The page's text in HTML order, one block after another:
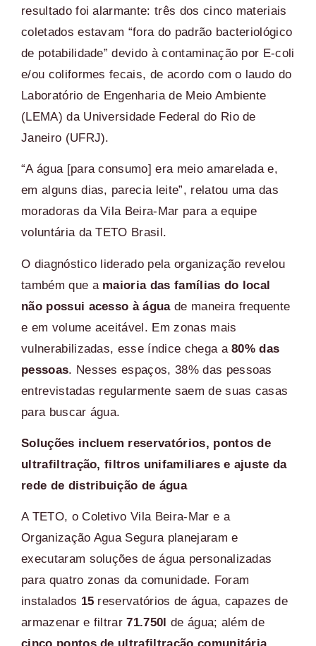
resultado foi alarmante: três dos cinco materiais
coletados estavam “fora do padrão bacteriológico
de potabilidade” devido à contaminação por E-coli
e/ou coliformes fecais, de acordo com o laudo do
Laboratório de Engenharia de Meio Ambiente
(LEMA) da Universidade Federal do Rio de
Janeiro (UFRJ).
“A água [para consumo] era meio amarelada e,
em alguns dias, parecia leite”, relatou uma das
moradoras da Vila Beira-Mar para a equipe
voluntária da TETO Brasil.
O diagnóstico liderado pela organização revelou
também que a maioria das famílias do local
não possui acesso à águade maneira frequente
e em volume aceitável. Em zonas mais
vulnerabilizadas, esse índice chega a80% das
pessoas. Nesses espaços, 38% das pessoas
entrevistadas regularmente saem de suas casas
para buscar água.
Soluções incluem reservatórios, pontos de
ultrafiltração, filtros unifamiliares e ajuste da
rede de distribuição de água
A TETO, o Coletivo Vila Beira-Mar e a
Organização Agua Segura planejaram e
executaram soluções de água personalizadas
para quatro zonas da comunidade. Foram
instalados 15 reservatórios de água, capazes de
armazenar e filtrar71.750l de água; além de